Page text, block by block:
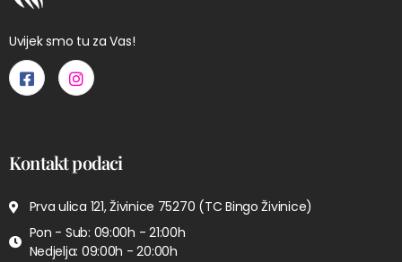
Uvijek smo tu za Vas!
Kontakt podaci
Prva ulica 121, Živinice 75270 (TC Bingo Živinice)
Pon - Sub: 09:00h - 21:00h
Nedjelja: 09:00h - 20:00h